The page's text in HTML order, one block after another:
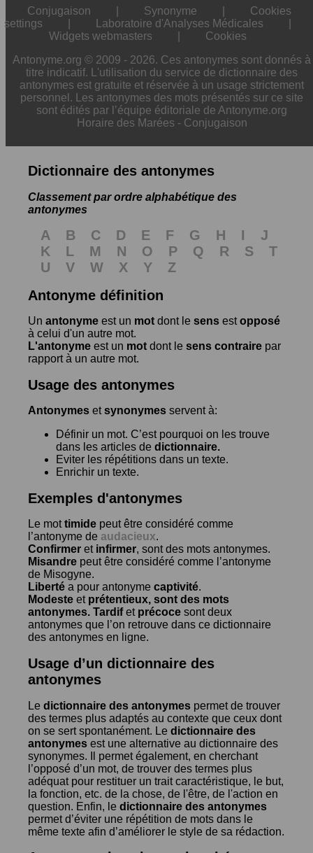
Conjugaison Synonyme
Cookies
settings
Laboratoire d'Analyses Médicales
Widgets webmasters
Cookies
Antonyme.org © 2009 - 2026. Ces antonymes sont donnés à
titre indicatif. L'utilisation du service de dictionnaire des
antonymes est gratuite et réservée à un usage strictement
personnel. Les antonymes des mots présentés sur ce site
sont édités par l’équipe éditoriale de Antonyme.org
Horaire des Marées - Conjugaison
Dictionnaire des antonymes
Classement par ordre alphabétique des
antonymes
A B C D E F G H I
J
K
L M N O P Q R S
T
U
V W X Y
Z
Antonyme définition
Un antonyme est un mot dont le sens estopposé
à celui d'un autre mot.
L'antonyme est un mot dont le sens contraire par
rapport à un autre mot.
Usage des antonymes
Antonymes etsynonymes servent à:
Définir un mot. C’est pourquoi on les trouve
dans les articles de dictionnaire.
Eviter les répétitions dans un texte.
Enrichir un texte.
Exemples d'antonymes
Le mottimide peut être considéré comme
l’antonyme de audacieux.
Confirmer et infirmer, sont des mots antonymes.
Misandre peut être considéré comme l’antonyme
de Misogyne.
Liberté a pour antonyme captivité.
Modeste et prétentieux, sont des mots
antonymes. Tardifet précoce sont deux
antonymes que l’on retrouve dans ce dictionnaire
des antonymes en ligne.
Usage d’un dictionnaire des
antonymes
Le dictionnaire des antonymes permet de trouver
des termes plus adaptés au contexte que ceux dont
on se sert spontanément. Le dictionnaire des
antonymes est une alternative au dictionnaire des
synonymes. Il permet également, en cherchant
l’opposé d’un mot, de trouver des termes plus
adéquat pour restituer un trait caractéristique, le but,
la fonction, etc. de la chose, de l'être, de l'action en
question. Enfin, le dictionnaire des antonymes
permet d’éviter une répétition de mots dans le
même texte afin d’améliorer le style de sa rédaction.